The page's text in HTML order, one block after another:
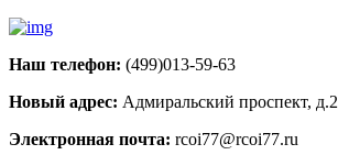
Наш телефон: (499)013-59-63
Новый адрес: Адмиральский проспект, д.2
Электронная почта: rcoi77@rcoi77.ru